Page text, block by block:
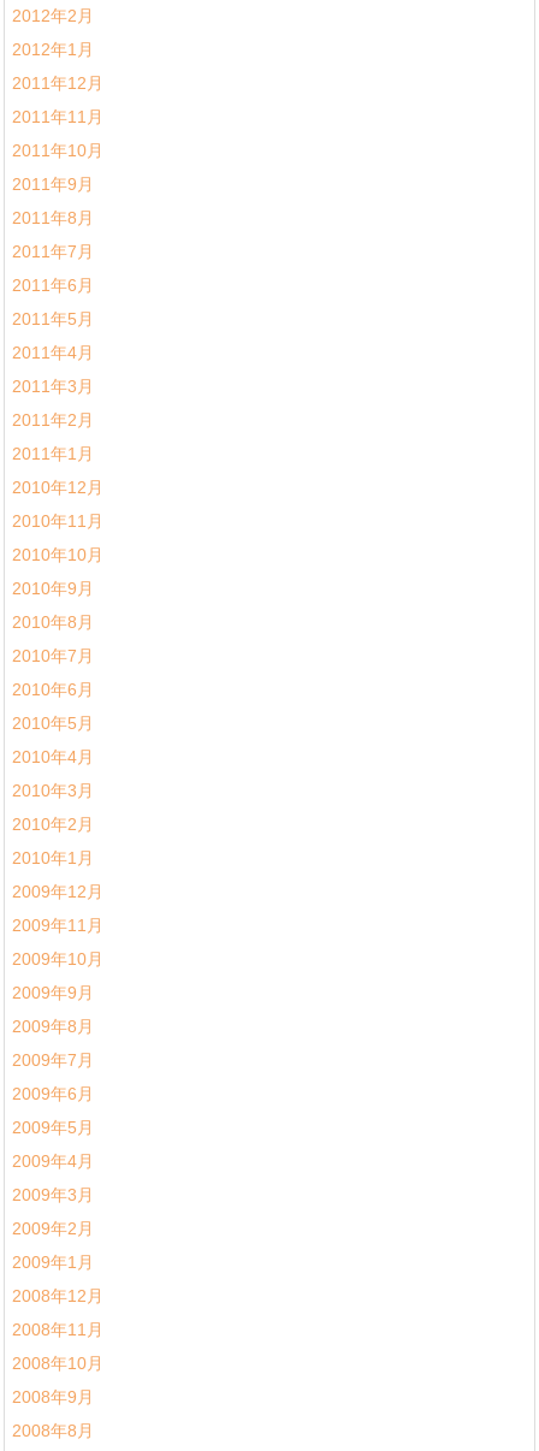
2012年2月
2012年1月
2011年12月
2011年11月
2011年10月
2011年9月
2011年8月
2011年7月
2011年6月
2011年5月
2011年4月
2011年3月
2011年2月
2011年1月
2010年12月
2010年11月
2010年10月
2010年9月
2010年8月
2010年7月
2010年6月
2010年5月
2010年4月
2010年3月
2010年2月
2010年1月
2009年12月
2009年11月
2009年10月
2009年9月
2009年8月
2009年7月
2009年6月
2009年5月
2009年4月
2009年3月
2009年2月
2009年1月
2008年12月
2008年11月
2008年10月
2008年9月
2008年8月